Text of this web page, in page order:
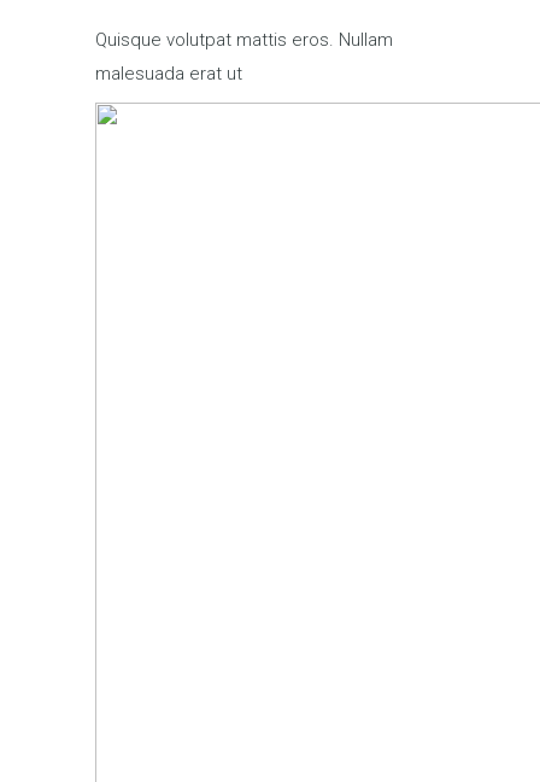
Quisque volutpat mattis eros. Nullam
malesuada erat ut